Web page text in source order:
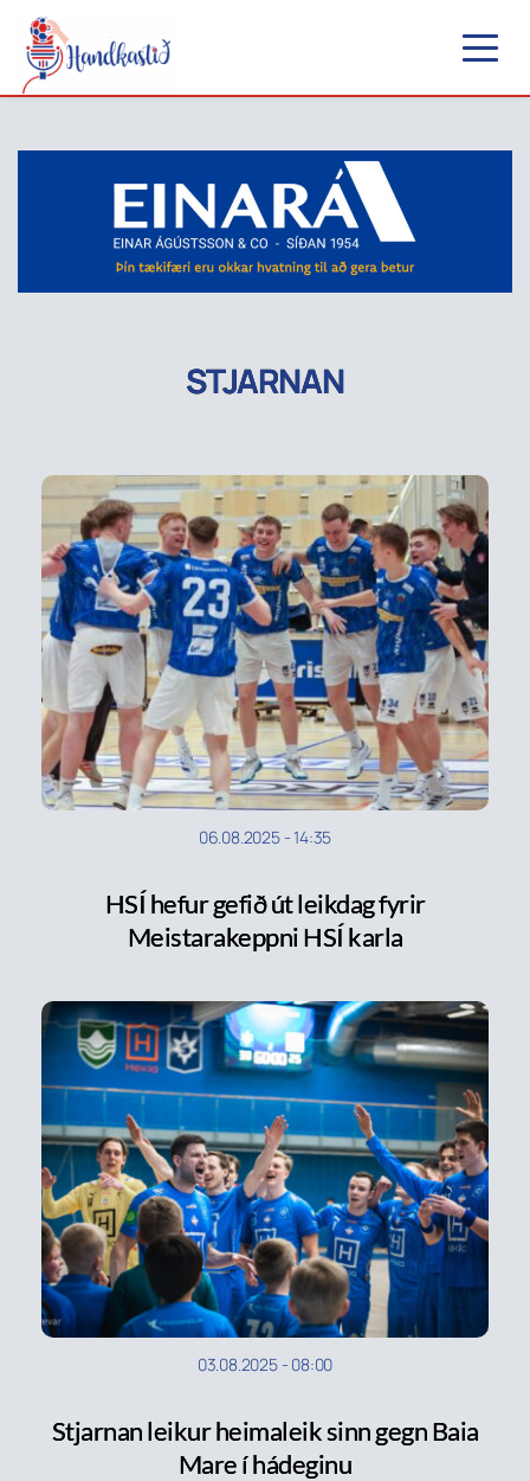
STJARNAN
06.08.2025-14:35
HSÍ hefur gefið út leikdag fyrir
Meistarakeppni HSÍ karla
03.08.2025- 08:00
Stjarnan leikur heimaleik sinn gegn Baia
Mare í hádeginu